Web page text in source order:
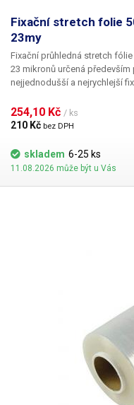
Fixační stretch folie
23my
Fixační průhledná stretch
23 mikronů určená
nejjednodušší a nejrychlejší
při balení zboží, jednotlivých
mechanicky odolná,
kovové plochy, sklo.
jednotlivého zboží.
páskováním). Ve více
mechanickému poškození.
jednotlivé vrstvy k sobě
254,10 Kč / ks
210 Kč bez DPH
skladem 6-25 ks
11.08.2026 může být u Vás